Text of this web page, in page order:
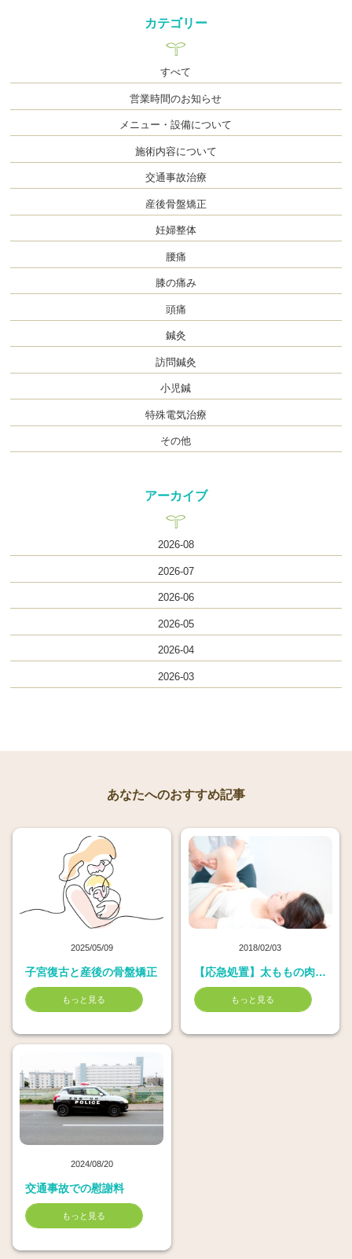
カテゴリー
すべて
営業時間のお知らせ
メニュー・設備について
施術内容について
交通事故治療
産後骨盤矯正
妊婦整体
腰痛
膝の痛み
頭痛
鍼灸
訪問鍼灸
小児鍼
特殊電気治療
その他
アーカイブ
2026-08
2026-07
2026-06
2026-05
2026-04
2026-03
あなたへのおすすめ記事
2025/05/09
子宮復古と産後の骨盤矯正
もっと見る
2018/02/03
【応急処置】太ももの肉離れ（挫傷）
もっと見る
2024/08/20
交通事故での慰謝料
もっと見る